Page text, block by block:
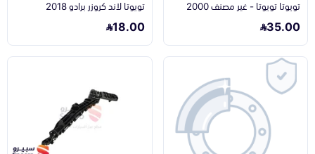
تويوتا تويوتا - غير مصنف 2000
35.00
تويوتا لاند كروزر برادو 2018
18.00